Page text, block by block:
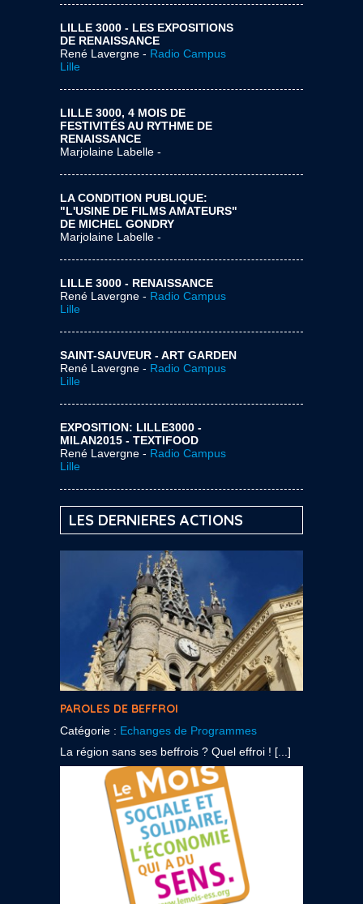
LILLE 3000 - LES EXPOSITIONS
DE RENAISSANCE
René Lavergne - Radio Campus
Lille
LILLE 3000, 4 MOIS DE
FESTIVITÉS AU RYTHME DE
RENAISSANCE
Marjolaine Labelle -
LA CONDITION PUBLIQUE:
"L'USINE DE FILMS AMATEURS"
DE MICHEL GONDRY
Marjolaine Labelle -
LILLE 3000 - RENAISSANCE
René Lavergne - Radio Campus
Lille
SAINT-SAUVEUR - ART GARDEN
René Lavergne - Radio Campus
Lille
EXPOSITION: LILLE3000 -
MILAN2015 - TEXTIFOOD
René Lavergne - Radio Campus
Lille
LES DERNIERES ACTIONS
PAROLES DE BEFFROI
Catégorie : Echanges de Programmes
La région sans ses beffrois ? Quel effroi ! [...]